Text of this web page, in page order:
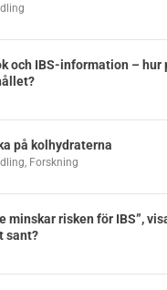
och IBS-information –
på kolhydraterna
, Forskning
minskar risken för IBS”,
sant?